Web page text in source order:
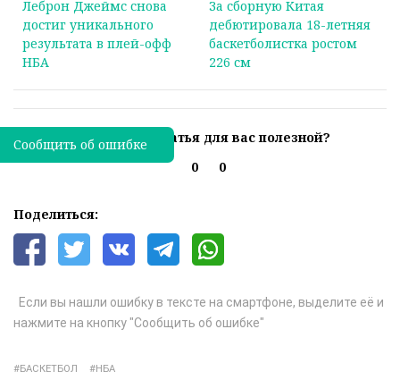
Леброн Джеймс снова
достиг уникального
результата в плей-офф
НБА
За сборную Китая
дебютировала 18-летняя
баскетболистка ростом
226 см
Была ли эта статья для вас полезной?
0
0
Поделиться:
Если вы нашли ошибку в тексте на смартфоне, выделите её и
нажмите на кнопку "Сообщить об ошибке"
БАСКЕТБОЛ НБА
Сообщить об ошибке